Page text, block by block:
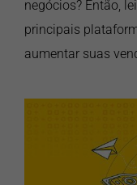
negócios? Então,
principais
aumentar suas